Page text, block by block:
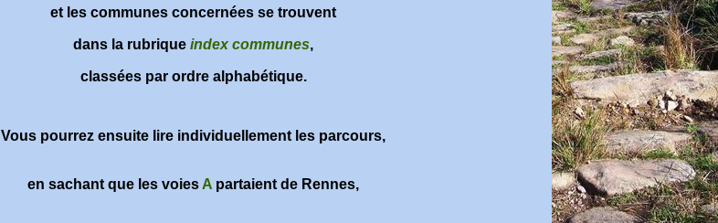
et les communes concernées se trouvent
dans la rubrique index communes,
classées par ordre alphabétique.
Vous pourrez ensuite lire individuellement les parcours,
en sachant que les voiesA partaient de Rennes,